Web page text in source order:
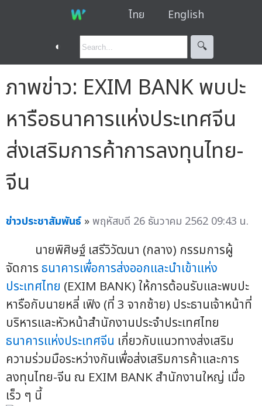
ไทย English
◐ 🔍︎
ภาพข่าว: EXIM BANK พบปะ
หารือธนาคารแห่งประเทศจีน
ส่งเสริมการค้าการลงทุนไทย-
จีน
ข่าวประชาสัมพันธ์ »พฤหัสบดี 26 ธันวาคม 2562 09:43 น.
นายพิศิษฐ์ เสรีวิวัฒนา (กลาง) กรรมการผู้
จัดการ ธนาคารเพื่อการส่งออกและนำเข้าแห่ง
ประเทศไทย (EXIM BANK) ให้การต้อนรับและพบปะ
หารือกับนายหลี่ เฟิง (ที่ 3 จากซ้าย) ประธานเจ้าหน้าที่
บริหารและหัวหน้าสำนักงานประจำประเทศไทย
ธนาคารแห่งประเทศจีน เกี่ยวกับแนวทางส่งเสริม
ความร่วมมือระหว่างกันเพื่อส่งเสริมการค้าและการ
ลงทุนไทย-จีน ณ EXIM BANK สำนักงานใหญ่ เมื่อ
เร็ว ๆ นี้